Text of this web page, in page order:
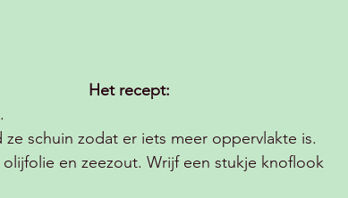
Het recept:
schuin zodat er iets meer oppervlakte is.
en zeezout. Wrijf een stukje knoflook